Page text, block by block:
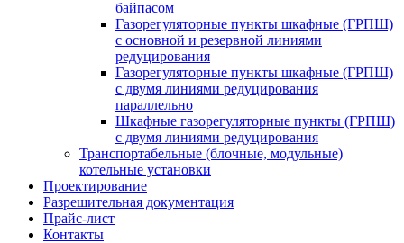
байпасом
Газорегуляторные пункты шкафные (ГРПШ)
с основной и резервной линиями
редуцирования
Газорегуляторные пункты шкафные (ГРПШ)
с двумя линиями редуцирования
параллельно
Шкафные газорегуляторные пункты (ГРПШ)
c двумя линиями редуцирования
Транспортабельные (блочные, модульные)
котельные установки
Проектирование
Разрешительная документация
Прайс-лист
Контакты